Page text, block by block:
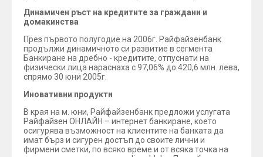
Динамичен ръст на кредитите за граждани и
домакинства
През първото полугодие на 2006г. Райфайзенбанк
продължи динамичното си развитие в сегмента
Банкиране на дребно - кредитите, отпуснати на
физически лица нараснаха с 97,06% до 420,6 млн. лева,
спрямо 30 юни 2005г.
Иновативни продукти
В края на м. юни, Райфайзенбанк предложи услугата
Райфайзен ОНЛАЙН – интернет банкиране, което
осигурява възможност на клиентите на банката да
имат бърз и сигурен достъп до своите лични и
фирмени сметки, по всяко време и от всяка точка на